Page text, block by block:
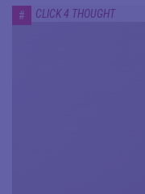
# CLICK 4 THOUGHT